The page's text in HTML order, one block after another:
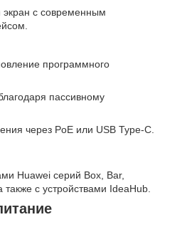
с современным
программного
пассивному
через PoE или USB Type-C.
Huawei серий Box, Bar,
с устройствами IdeaHub.